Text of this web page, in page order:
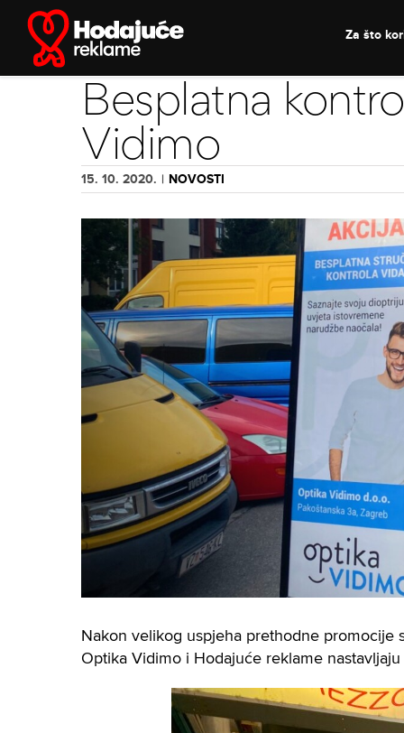
content
Za što
Besplatna
Vidimo
15. 10. 2020. | NOVOSTI
View
Larger
Image
Nakon velikog uspjeha prethodne promocije
Optika Vidimo i Hodajuće reklame